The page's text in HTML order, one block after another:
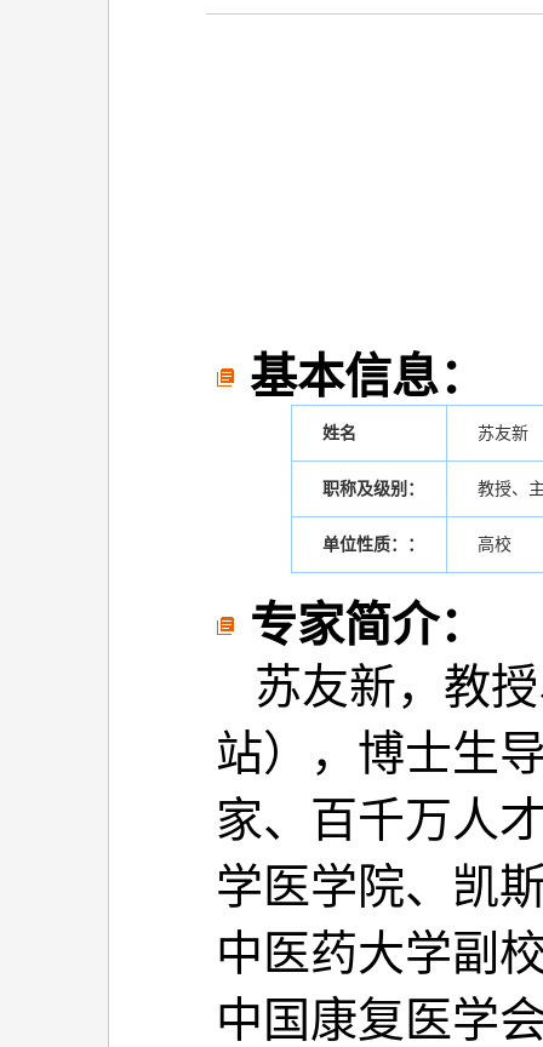
基本信息：
姓名 苏友新
职称及级别： 教授、
单位性质：： 高校
专家简介：
苏友新，教
站），博士生
家、百千万人
学医学院、凯
中医药大学副
中国康复医学